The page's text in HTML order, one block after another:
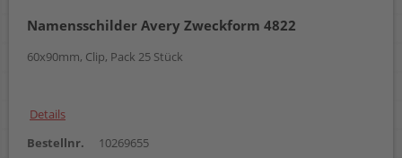
Namensschilder Avery Zweckform 4822
60x90mm, Clip, Pack 25 Stück
Details
Bestellnr.
10269655